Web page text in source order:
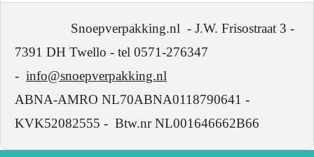
Snoepverpakking.nl - J.W. Frisostraat 3 -
7391 DH Twello - tel 0571-276347
- info@snoepverpakking.nl
ABNA-AMRO NL70ABNA0118790641 -
KVK52082555 - Btw.nr NL001646662B66